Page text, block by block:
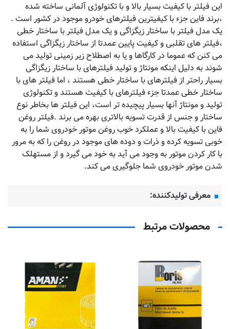
این فیلتر با کیفیت بسیار بالا و با تکنولوژی آلمانی ساخته شده
،برند فاین جزء با کیفیترین فیلترهای خودرو موجود در کشور است .
یک مدل فیلتر با ساختار زیگزاگی و یک مدل فیلتر با ساختار خطی
،فیلتر های تقلبی و کیفیت پایین عمدتا از ساختار زیگزاگی استفاده
می کنن که عموما در کارگاها و یا به اصطلاح زیر زمینی تولید می
شوند به دلیل اینکه مونتاژ و تولید فیلترهای با ساختار زیگزاگی
بسیار راحتر از فیلترهای با ساختار خطی هستند ، اما فیلتر های با
ساختار خطی عمدتا جزء فیلترهای با کیفیت هستند و تکنولوژی
تولید و مونتاژ آنها بسیار پیچیده تر است، این فیلتر ها بخاطر نوع
ساختار و جنس از قدرت تسویه بالاتری بهره می برند .فیلتر روغن
فاین با کیفیت بالا و عملکرد خوب روغن موتور خودروی شما را به
خوبی تسویه کرده و ذرات و دوده های موجود در روغن را که به مرور
با کار کردن موتور به وجود می آید به خود می گیرد و از مستهلک
شدن موتور خودروی شما جلوگیری می کند.
معرفی تولیدکننده:
محصولات مرتبط